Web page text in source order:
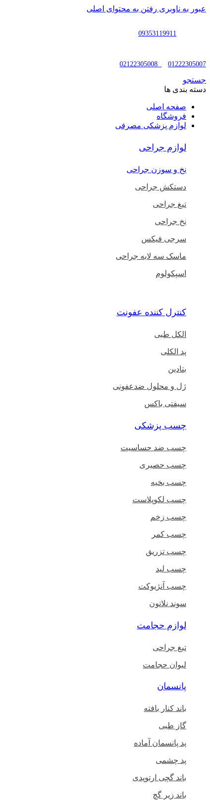
عبور به ناوبری رفتن به محتوای اصلی
09353119911
01222305007
جستجو
دسته بندی ها
صفحه اصلی
فروشگاه
لوازم پزشکی مصرفی
لوازم جراحی
نخ و سوزن جراحی
دستکش جراحی
تیغ جراحی
نخ جراحی
سرجی فیکس
ماسک سه لایه جراحی
اسپکولوم
کنترل کننده عفونت
الکل طبی
پد الکلی
بتادین
ژل و محلول ضدعفونی
سیفتی باکس
چسب پزشکی
چسب ضد حساسیت
چسب حصیری
چسب بخیه
چسب لکوپلاست
چسب زخم
چسب کمر
چسب تزریق
چسب لید
چسب آنژیوکت
سوند نلاتون
لوازم حجامت
تیغ جراحی
لیوان حجامت
پانسمان
باند کنار بافته
گاز طبی
پد پانسمان آماده
پد چشمی
باند گچی ارتوپدی
باند زیر گچ